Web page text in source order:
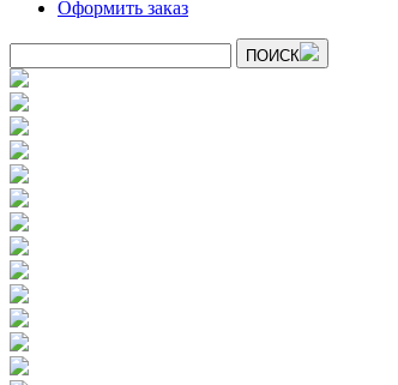
Оформить заказ
ПОИСК